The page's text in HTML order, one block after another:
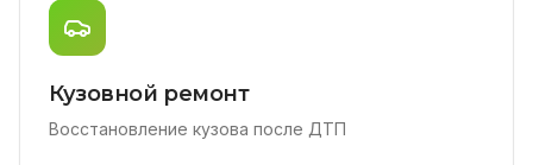
Кузовной ремонт
Восстановление кузова после ДТП